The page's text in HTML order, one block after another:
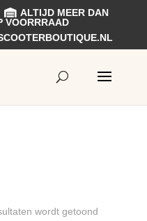
ALTIJD MEER DAN
VOORRRAAD
wordt getoond